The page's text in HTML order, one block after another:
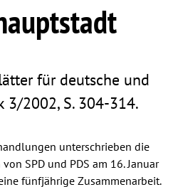
für deutsche und
2002, S. 304-314.
unterschrieben die
SPD und PDS am 16. Januar
fünfjährige Zusammenarbeit.